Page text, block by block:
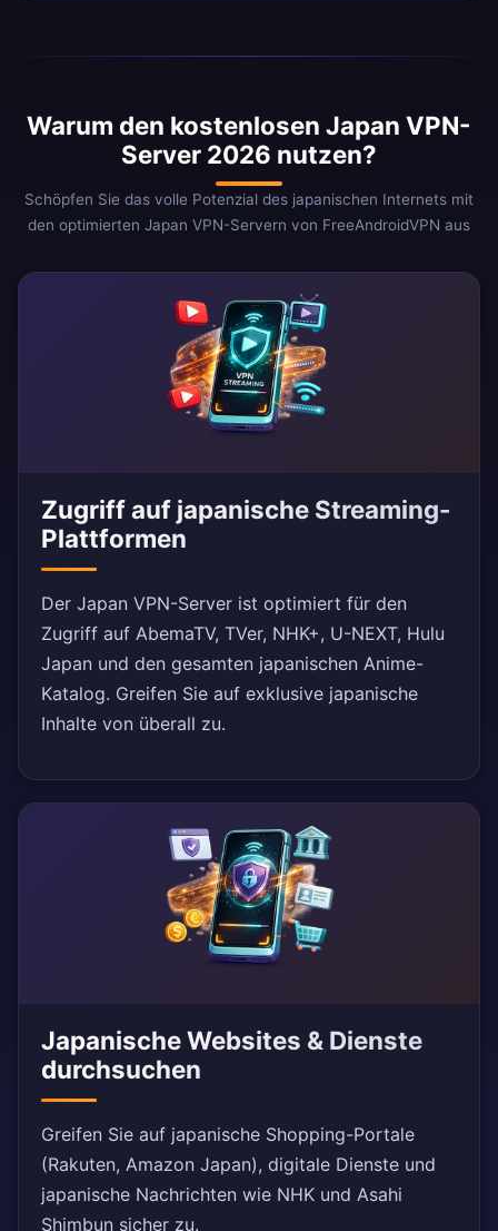
Warum den kostenlosen Japan VPN-
Server 2026 nutzen?
Schöpfen Sie das volle Potenzial des japanischen Internets mit
den optimierten Japan VPN-Servern von FreeAndroidVPN aus
Zugriff auf japanische Streaming-
Plattformen
Der Japan VPN-Server ist optimiert für den
Zugriff auf AbemaTV, TVer, NHK+, U-NEXT, Hulu
Japan und den gesamten japanischen Anime-
Katalog. Greifen Sie auf exklusive japanische
Inhalte von überall zu.
Japanische Websites & Dienste
durchsuchen
Greifen Sie auf japanische Shopping-Portale
(Rakuten, Amazon Japan), digitale Dienste und
japanische Nachrichten wie NHK und Asahi
Shimbun sicher zu.